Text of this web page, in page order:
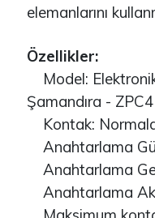
elemanlarını
Özellikler:
Model:
Şamandıra - ZPC4
Kontak:
Anahtarlama
Anahtarlama
Anahtarlama